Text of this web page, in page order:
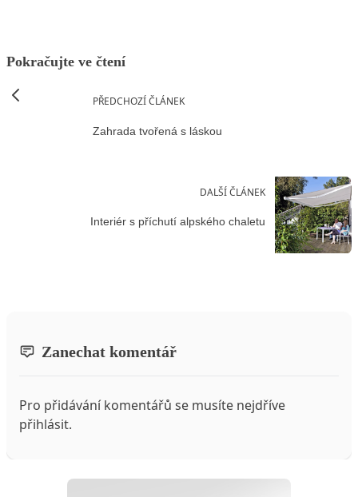
Pokračujte ve čtení
PŘEDCHOZÍ ČLÁNEK
Zahrada tvořená s láskou
DALŠÍ ČLÁNEK
Interiér s příchutí alpského chaletu
Zanechat komentář
Pro přidávání komentářů se musíte nejdříve
přihlásit.